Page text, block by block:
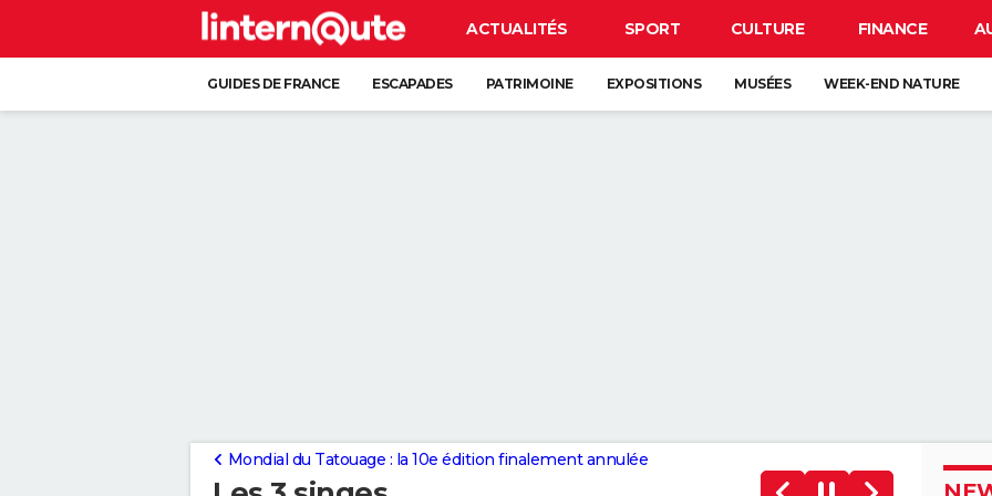
ACTUALITÉS SPORT CULTURE FINANCE
GUIDES DE FRANCE ESCAPADES PATRIMOINE EXPOSITIONS MUSÉES WEEK-END NATURE
Mondial du Tatouage : la 10e édition finalement annulée